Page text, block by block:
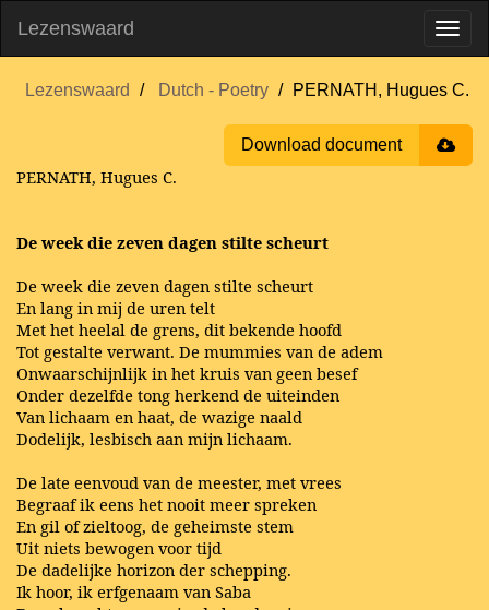
Lezenswaard
Lezenswaard Dutch - Poetry PERNATH, Hugues C.
Download document
PERNATH, Hugues C.
De week die zeven dagen stilte scheurt
De week die zeven dagen stilte scheurt
En lang in mij de uren telt
Met het heelal de grens, dit bekende hoofd
Tot gestalte verwant. De mummies van de adem
Onwaarschijnlijk in het kruis van geen besef
Onder dezelfde tong herkend de uiteinden
Van lichaam en haat, de wazige naald
Dodelijk, lesbisch aan mijn lichaam.
De late eenvoud van de meester, met vrees
Begraaf ik eens het nooit meer spreken
En gil of zieltoog, de geheimste stem
Uit niets bewogen voor tijd
De dadelijke horizon der schepping.
Ik hoor, ik erfgenaam van Saba